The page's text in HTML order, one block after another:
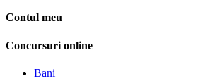
Contul meu
Concursuri online
Bani